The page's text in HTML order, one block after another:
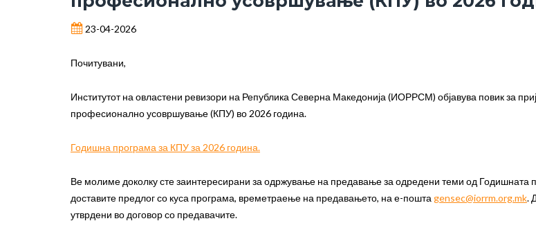
23-04-2026
Почитувани,
Институтот на овластени ревизори на Република Северна Македонија (ИОРРСМ) објавува повик за
професионално усовршување (КПУ) во 2026 година.
Годишна програма за КПУ за 2026 година.
Ве молиме доколку сте заинтересирани за одржување на предавање за одредени теми од Годишната
доставите предлог со куса програма, времетраење на предавањето, на е-пошта gensec@iorrm.org.mk.
утврдени во договор со предавачите.